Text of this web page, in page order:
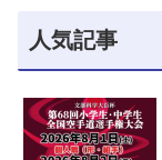
人気記事